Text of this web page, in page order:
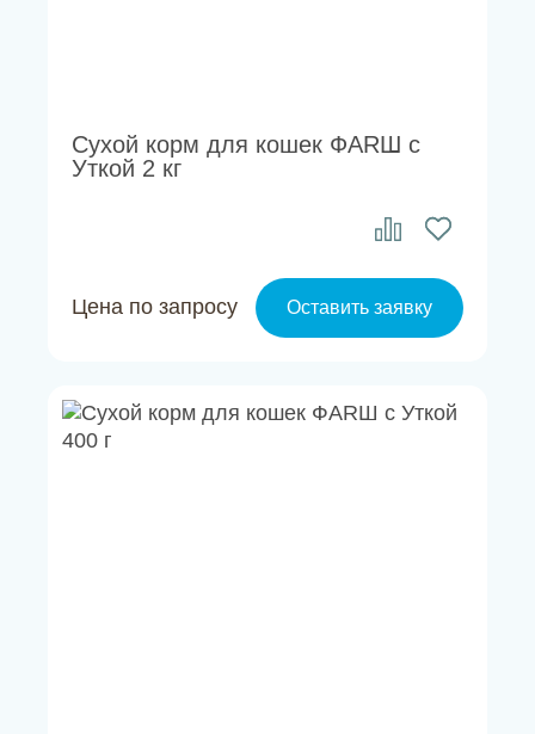
Сухой корм для кошек ФАRШ с
Уткой 2 кг
Цена по запросу Оставить заявку